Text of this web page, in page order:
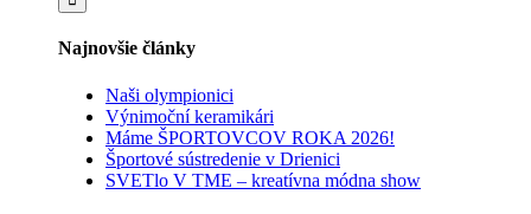
Najnovšie články
Naši olympionici
Výnimoční keramikári
Máme ŠPORTOVCOV ROKA 2026!
Športové sústredenie v Drienici
SVETlo V TME – kreatívna módna show